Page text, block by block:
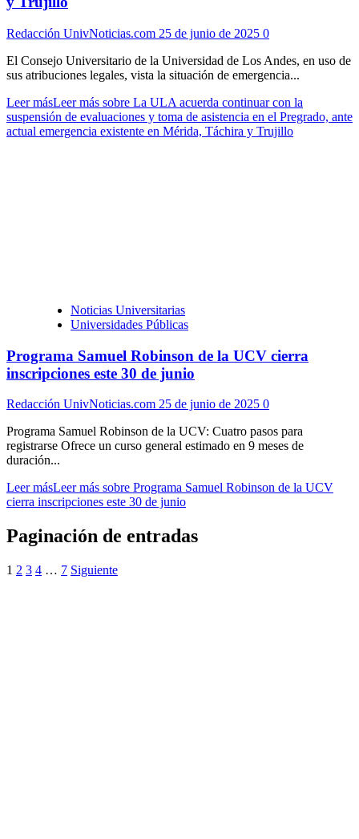
Redacción UnivNoticias.com 25 de junio de 2025 0
El Consejo Universitario de la Universidad de Los Andes, en uso de
sus atribuciones legales, vista la situación de emergencia...
Leer másLeer más sobre La ULA acuerda continuar con la
suspensión de evaluaciones y toma de asistencia en el Pregrado, ante
actual emergencia existente en Mérida, Táchira y Trujillo
Noticias Universitarias
Universidades Públicas
Programa Samuel Robinson de la UCV cierra
inscripciones este 30 de junio
Redacción UnivNoticias.com 25 de junio de 2025 0
Programa Samuel Robinson de la UCV: Cuatro pasos para
registrarse Ofrece un curso general estimado en 9 meses de
duración...
Leer másLeer más sobre Programa Samuel Robinson de la UCV
cierra inscripciones este 30 de junio
Paginación de entradas
1 2 3 4 … 7 Siguiente